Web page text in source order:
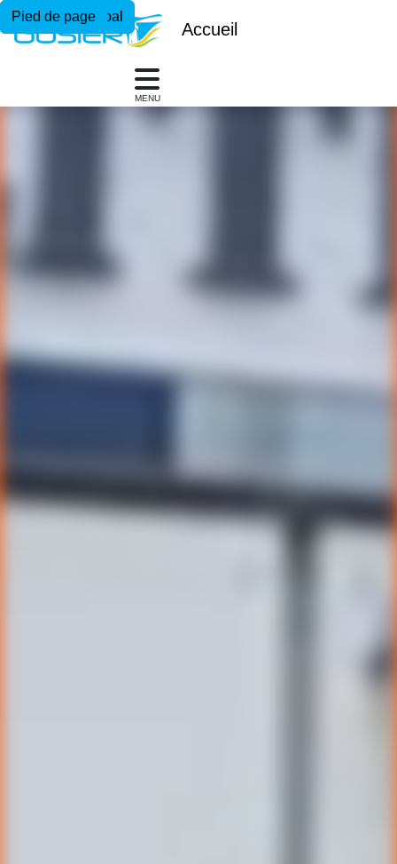
Menu principal
Contenu principal
Pied de page
Accueil
MENU